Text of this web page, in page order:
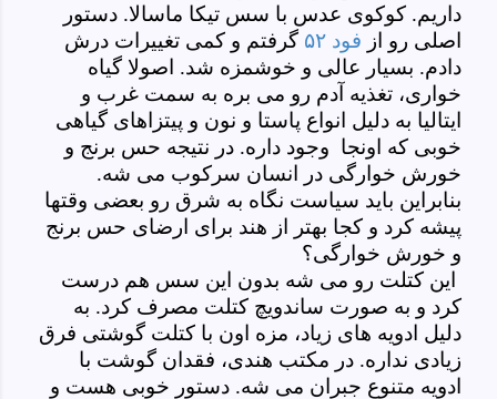
داریم. کوکوی عدس با سس تیکا ماسالا. دستور
اصلی رو از فود ۵۲
گرفتم و کمی تغییرات درش
دادم. بسیار عالی و خوشمزه شد. اصولا گیاه
خواری، تغذیه آدم رو می بره به سمت غرب و
ایتالیا به دلیل انواع پاستا و نون و پیتزاهای گیاهی
خوبی که اونجا وجود داره. در نتیجه حس برنج و
خورش خوارگی در انسان سرکوب می شه.
بنابراین باید سیاست نگاه به شرق رو بعضی وقتها
پیشه کرد و کجا بهتر از هند برای ارضای حس برنج
و خورش خوارگی؟
این کتلت رو می شه بدون این سس هم درست
کرد و به صورت ساندویچ کتلت مصرف کرد. به
دلیل ادویه های زیاد، مزه اون با کتلت گوشتی فرق
زیادی نداره. در مکتب هندی، فقدان گوشت با
ادویه متنوع جبران می شه. دستور خوبی هست و